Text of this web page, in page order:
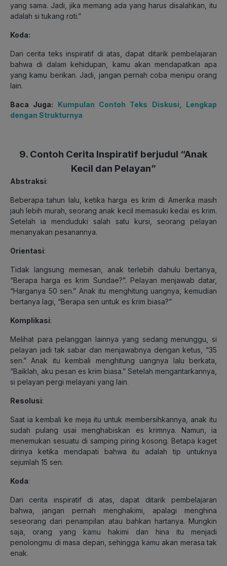
yang sama. Jadi, jika memang ada yang harus disalahkan, itu
adalah si tukang roti.”
Koda:
Dari cerita teks inspiratif di atas, dapat ditarik pembelajaran
bahwa di dalam kehidupan, kamu akan mendapatkan apa
yang kamu berikan. Jadi, jangan pernah coba menipu orang
lain.
Baca Juga: Kumpulan Contoh Teks Diskusi, Lengkap
dengan Strukturnya
9. Contoh Cerita Inspiratif berjudul “Anak
Kecil dan Pelayan”
Abstraksi:
Beberapa tahun lalu, ketika harga es krim di Amerika masih
jauh lebih murah, seorang anak kecil memasuki kedai es krim.
Setelah ia menduduki salah satu kursi, seorang pelayan
menanyakan pesanannya.
Orientasi:
Tidak langsung memesan, anak terlebih dahulu bertanya,
“Berapa harga es krim Sundae?”. Pelayan menjawab datar,
“Harganya 50 sen.” Anak itu menghitung uangnya, kemudian
bertanya lagi, “Berapa sen untuk es krim biasa?”
Komplikasi:
Melihat para pelanggan lainnya yang sedang menunggu, si
pelayan jadi tak sabar dan menjawabnya dengan ketus, “35
sen.” Anak itu kembali menghitung uangnya lalu berkata,
“Baiklah, aku pesan es krim biasa.” Setelah mengantarkannya,
si pelayan pergi melayani yang lain.
Resolusi:
Saat ia kembali ke meja itu untuk membersihkannya, anak itu
sudah pulang usai menghabiskan es krimnya. Namun, ia
menemukan sesuatu di samping piring kosong. Betapa kaget
dirinya ketika mendapati bahwa itu adalah tip untuknya
sejumlah 15 sen.
Koda:
Dari cerita inspiratif di atas, dapat ditarik pembelajaran
bahwa, jangan pernah menghakimi, apalagi menghina
seseorang dari penampilan atau bahkan hartanya. Mungkin
saja, orang yang kamu hakimi dan hina itu menjadi
penolongmu di masa depan, sehingga kamu akan merasa tak
enak.